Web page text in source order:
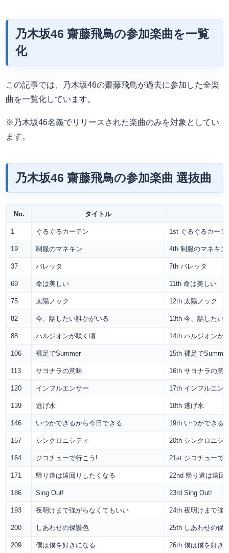
乃木坂46 齋藤飛鳥の参加楽曲を一覧
化
この記事では、乃木坂46の齋藤飛鳥が過去に参加した全楽
曲を一覧化しています。
※乃木坂46名義でリリースされた楽曲のみを対象としてい
ます。
乃木坂46 齋藤飛鳥の参加楽曲 選抜曲
No. タイトル
1 ぐるぐるカーテン 1st ぐるぐるカーテ
19 制服のマネキン 4th 制服のマネキン
37 バレッタ 7th バレッタ
69 命は美しい 11th 命は美しい
75 太陽ノック 12th 太陽ノック
82 今、話したい誰かがいる 13th 今、話したい
88 ハルジオンが咲く頃 14th ハルジオンが
106 裸足でSummer 15th 裸足でSummer
113 サヨナラの意味 16th サヨナラの意
120 インフルエンサー 17th インフルエン
139 逃げ水 18th 逃げ水
146 いつかできるから今日できる 19th いつかできる
157 シンクロニシティ 20th シンクロニシ
164 ジコチューで行こう! 21st ジコチューで
171 帰り道は遠回りしたくなる 22nd 帰り道は遠回
186 Sing Out! 23rd Sing Out!
193 夜明けまで強がらなくてもいい 24th 夜明けまで強
200 しあわせの保護色 25th しあわせの保
209 僕は僕を好きになる 26th 僕は僕を好き